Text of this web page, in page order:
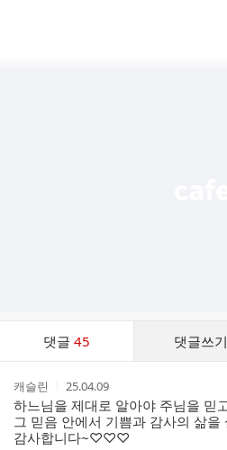
댓글45 댓글쓰기
작
성
자
캐슬린
작
성
시
간
25.04.09
하느님을 제대로 알아야 주님을 믿
그 믿음 안에서 기쁨과 감사의 삶을
감사합니다~♡♡♡